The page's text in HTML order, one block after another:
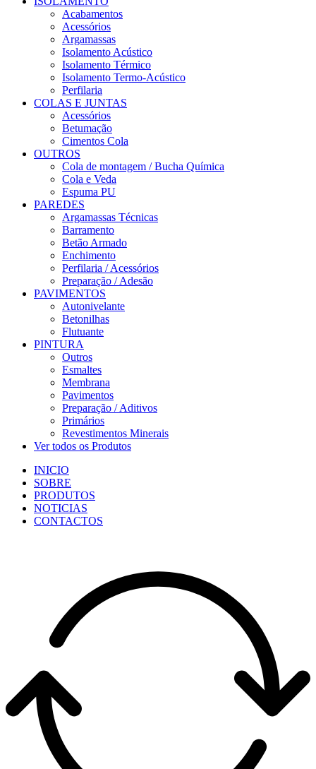
Acabamentos
Acessórios
Argamassas
Isolamento Acústico
Isolamento Térmico
Isolamento Termo-Acústico
Perfilaria
COLAS E JUNTAS
Acessórios
Betumação
Cimentos Cola
OUTROS
Cola de montagem / Bucha Química
Cola e Veda
Espuma PU
PAREDES
Argamassas Técnicas
Barramento
Betão Armado
Enchimento
Perfilaria / Acessórios
Preparação / Adesão
PAVIMENTOS
Autonivelante
Betonilhas
Flutuante
PINTURA
Outros
Esmaltes
Membrana
Pavimentos
Preparação / Aditivos
Primários
Revestimentos Minerais
Ver todos os Produtos
INICIO
SOBRE
PRODUTOS
NOTICIAS
CONTACTOS